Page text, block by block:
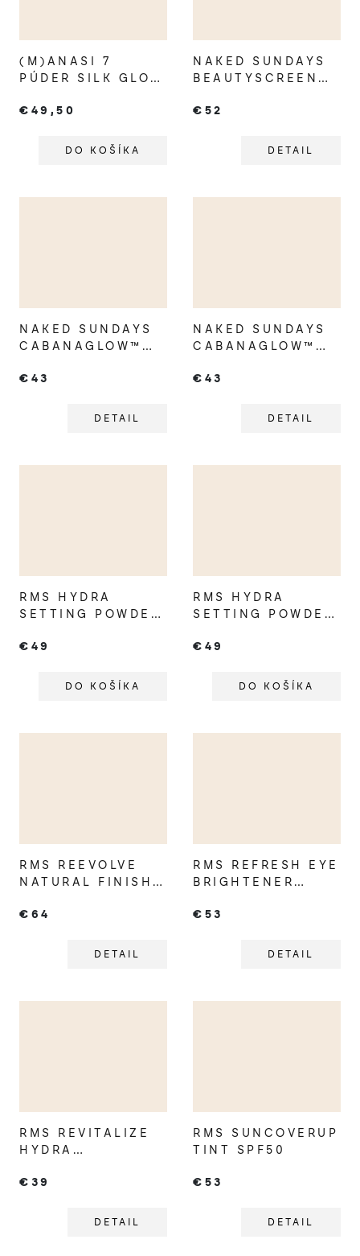
(M)ANASI 7
PÚDER SILK GLOW
PERIHELION
€49,50
DO KOŠÍKA
NAKED SUNDAYS
BEAUTYSCREEN™
€52
DETAIL
NAKED SUNDAYS
CABANAGLOW™
GLOW SERUM
ILLUMINATING
€43
DETAIL
NAKED SUNDAYS
CABANAGLOW™
GLOW SERUM
€43
DETAIL
RMS HYDRA
SETTING POWDER
€49
DO KOŠÍKA
RMS HYDRA
SETTING POWDER
€49
DO KOŠÍKA
RMS REEVOLVE
NATURAL FINISH
FOUNDATION
€64
DETAIL
RMS REFRESH EYE
BRIGHTENER
CORRECTING
€53
DETAIL
RMS REVITALIZE
HYDRA
€39
DETAIL
RMS SUNCOVERUP
TINT SPF50
€53
DETAIL